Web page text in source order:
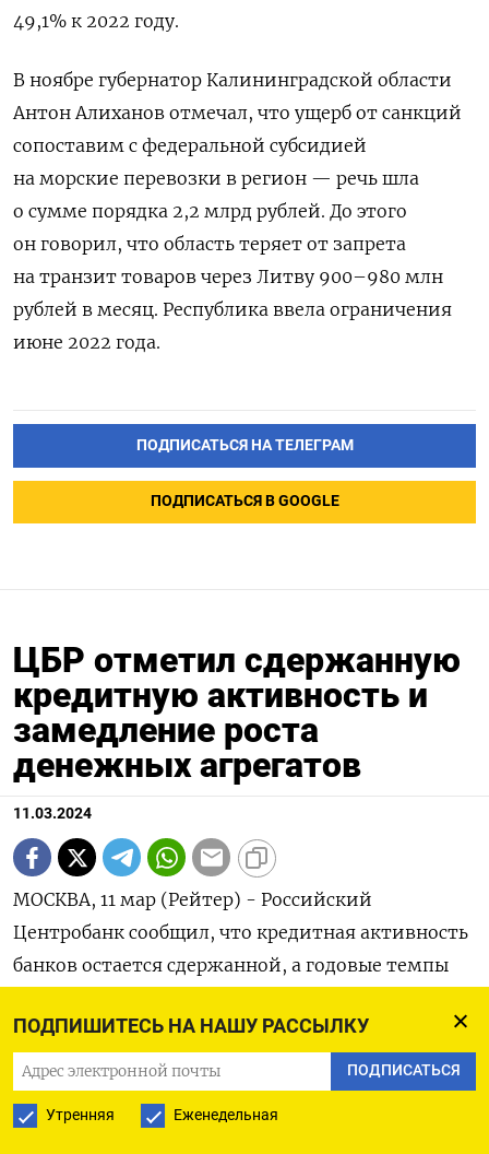
ПОДПИШИТЕСЬ НА НАШУ РАССЫЛКУ
ПОДПИСАТЬСЯ
Утренняя Еженедельная
49,1% к 2022 году.
В ноябре губернатор Калининградской области
Антон Алиханов отмечал, что ущерб от санкций
сопоставим с федеральной субсидией
на морские перевозки в регион — речь шла
о сумме порядка 2,2 млрд рублей. До этого
он говорил, что область теряет от запрета
на транзит товаров через Литву 900–980 млн
рублей в месяц. Республика ввела ограничения
июне 2022 года.
ПОДПИСАТЬСЯ НА ТЕЛЕГРАМ
ПОДПИСАТЬСЯ В GOOGLE
ЦБР отметил сдержанную
кредитную активность и
замедление роста
денежных агрегатов
11.03.2024
МОСКВА, 11 мар (Рейтер) - Российский
Центробанк сообщил, что кредитная активность
банков остается сдержанной, а годовые темпы
Следующее заседание об уровне ставки пройдет
22 марта и, как ожидается, Банк России сохранит
ее на уровне 16%, как и в феврале, после пяти